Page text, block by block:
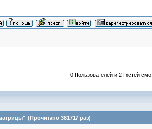
0 Пользователей и 2 Гостей
(Прочитано 381717 раз)